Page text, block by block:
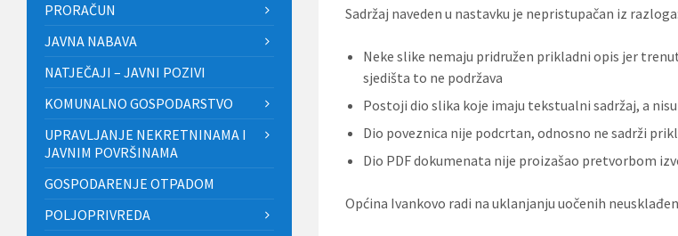
Sadržaj naveden u nastavku je nepristupačan iz razloga:
Neke slike nemaju pridružen prikladni opis jer
sjedišta to ne podržava
Postoji dio slika koje imaju tekstualni sadržaj, a
Dio poveznica nije podcrtan, odnosno ne sadrži
Dio PDF dokumenata nije proizašao pretvorbom
Općina Ivankovo radi na uklanjanju uočenih
PRORAČUN
JAVNA NABAVA
NATJEČAJI – JAVNI POZIVI
KOMUNALNO GOSPODARSTVO
UPRAVLJANJE NEKRETNINAMA I
JAVNIM POVRŠINAMA
GOSPODARENJE OTPADOM
POLJOPRIVREDA